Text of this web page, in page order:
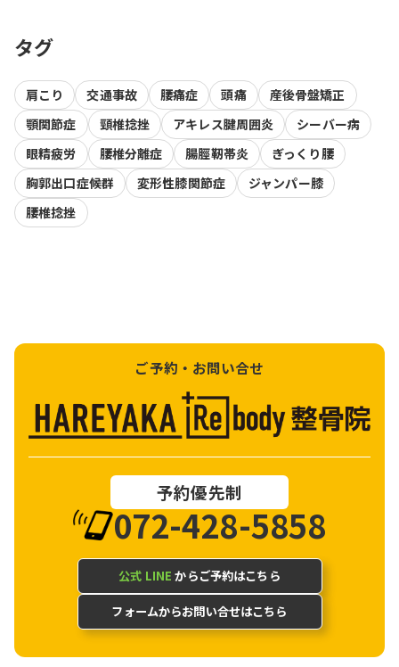
タグ
肩こり 交通事故 腰痛症 頭痛
産後骨盤矯正
顎関節症
頸椎捻挫 アキレス腱周囲炎
シーバー病
眼精疲労
腰椎分離症 腸脛靭帯炎
ぎっくり腰
胸郭出口症候群
変形性膝関節症
ジャンパー膝
腰椎捻挫
ご予約・お問い合せ
予約優先制
072-428-5858
公式 LINE からご予約はこちら
フォームからお問い合せはこちら